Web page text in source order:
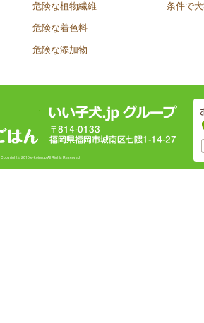
危険な植物繊維
危険な着色料
危険な添加物
条件で
Copyright © 2015 e-koinu.jp All Rights Reserved.